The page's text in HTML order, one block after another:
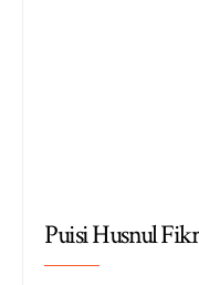
Puisi Husnul